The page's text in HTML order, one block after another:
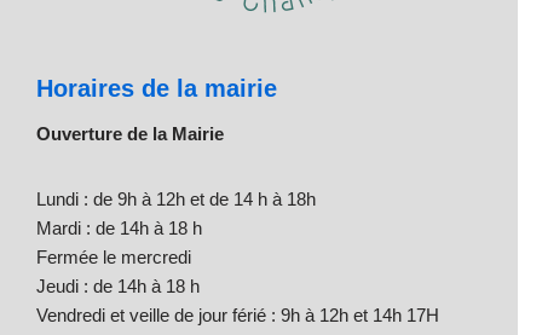
Horaires de la mairie
Ouverture de la Mairie
Lundi : de 9h à 12h et de 14 h à 18h
Mardi : de 14h à 18 h
Fermée le mercredi
Jeudi : de 14h à 18 h
Vendredi et veille de jour férié : 9h à 12h et 14h 17H